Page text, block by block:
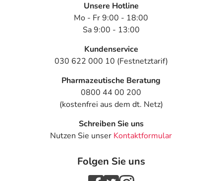
Unsere Hotline
Mo - Fr 9:00 - 18:00
Sa 9:00 - 13:00
Kundenservice
030 622 000 10 (Festnetztarif)
Pharmazeutische Beratung
0800 44 00 200
(kostenfrei aus dem dt. Netz)
Schreiben Sie uns
Nutzen Sie unser Kontaktformular
Folgen Sie uns